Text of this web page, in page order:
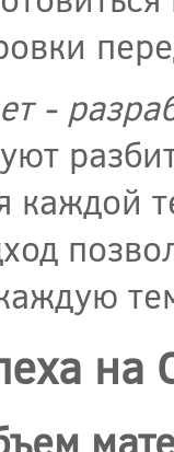
-
каждой